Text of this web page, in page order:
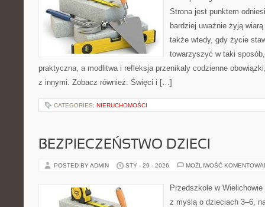
Strona jest punktem
bardziej uważnie żyją
także wtedy, gdy życie
towarzyszyć w taki
praktyczna, a modlitwa i refleksja przenikały codzienne
z innymi. Zobacz również: Święci i […]
CATEGORIES: NIERUCHOMOŚCI
BEZPIECZEŃSTWO DZIECI
POSTED BY ADMIN STY - 29 - 2026 MOŻLIWOŚĆ
Przedszkole w
z myślą o dzieciach 3–6,